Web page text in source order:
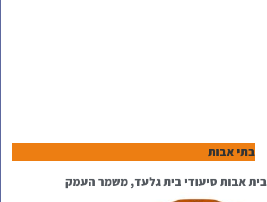
בתי אבות
בית אבות סיעודי בית גלעד, משמר העמק